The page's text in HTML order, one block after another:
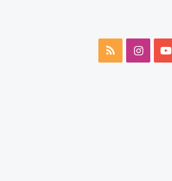
يوتيوبانستقرامملخص